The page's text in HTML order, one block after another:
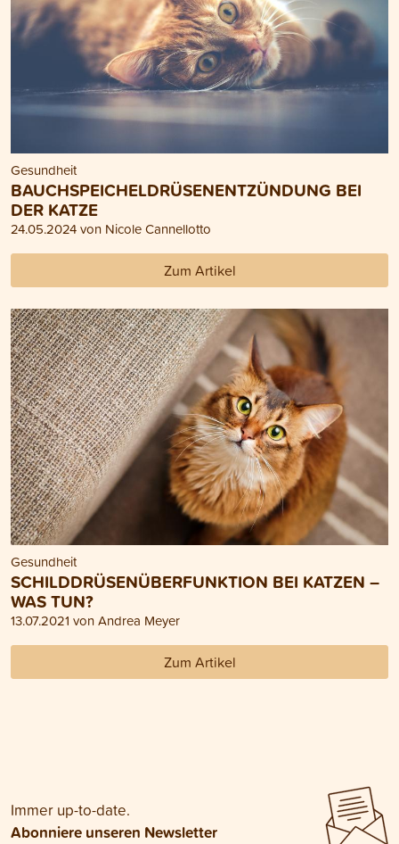
Gesundheit
BAUCHSPEICHELDRÜSENENTZÜNDUNG BEI
DER KATZE
24.05.2024 von Nicole Cannellotto
Zum Artikel
Gesundheit
SCHILDDRÜSENÜBERFUNKTION BEI KATZEN –
WAS TUN?
13.07.2021 von Andrea Meyer
Zum Artikel
Immer up-to-date.
Abonniere unseren Newsletter